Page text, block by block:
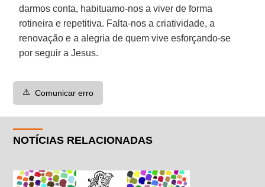
darmos conta, habituamo-nos a viver de forma
rotineira e repetitiva. Falta-nos a criatividade, a
renovação e a alegria de quem vive esforçando-se
por seguir a Jesus.
⚠️ Comunicar erro
NOTÍCIAS RELACIONADAS